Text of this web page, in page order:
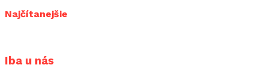
Najčítanejšie
Iba u nás